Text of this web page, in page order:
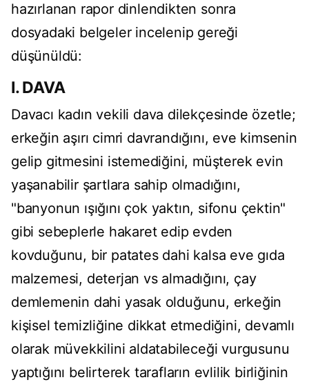
hazırlanan rapor dinlendikten sonra
dosyadaki belgeler incelenip gereği
düşünüldü:
I. DAVA
Davacı kadın vekili dava dilekçesinde özetle;
erkeğin aşırı cimri davrandığını, eve kimsenin
gelip gitmesini istemediğini, müşterek evin
yaşanabilir şartlara sahip olmadığını,
"banyonun ışığını çok yaktın, sifonu çektin"
gibi sebeplerle hakaret edip evden
kovduğunu, bir patates dahi kalsa eve gıda
malzemesi, deterjan vs almadığını, çay
demlemenin dahi yasak olduğunu, erkeğin
kişisel temizliğine dikkat etmediğini, devamlı
olarak müvekkilini aldatabileceği vurgusunu
yaptığını belirterek tarafların evlilik birliğinin